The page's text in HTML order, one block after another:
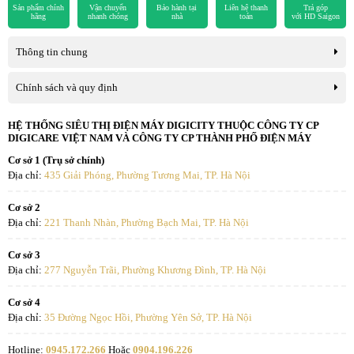
Sản phẩm chính
hãng
Vận chuyển
nhanh chóng
Bảo hành tại
nhà
Liên hệ thanh
toán
Trả góp
với HD Saigon
Thông tin chung
Chính sách và quy định
HỆ THỐNG SIÊU THỊ ĐIỆN MÁY DIGICITY THUỘC CÔNG TY CP
DIGICARE VIỆT NAM VÀ CÔNG TY CP THÀNH PHỐ ĐIỆN MÁY
Cơ sở 1 (Trụ sở chính)
Địa chỉ: 435 Giải Phóng, Phường Tương Mai, TP. Hà Nội
Cơ sở 2
Địa chỉ: 221 Thanh Nhàn, Phường Bạch Mai, TP. Hà Nội
Cơ sở 3
Địa chỉ: 277 Nguyễn Trãi, Phường Khương Đình, TP. Hà Nội
Cơ sở 4
Địa chỉ: 35 Đường Ngọc Hồi, Phường Yên Sở, TP. Hà Nội
Hotline: 0945.172.266 Hoặc 0904.196.226